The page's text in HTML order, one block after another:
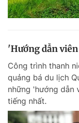
'Hướng dẫn
Công trình thanh
quảng bá du lịch
những 'hướng dẫn
tiếng nhất.